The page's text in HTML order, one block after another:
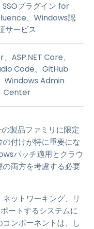
プラグイン for
、Windows認
サービス
ASP.NET Core、
Code、GitHub
Windows Admin
Center
製品ファミリに限定
付けが特に重要にな
パッチ適用とクラウ
の両方を考慮する必要
ットワーキング、リ
ートするシステムに
ンポーネントは、し